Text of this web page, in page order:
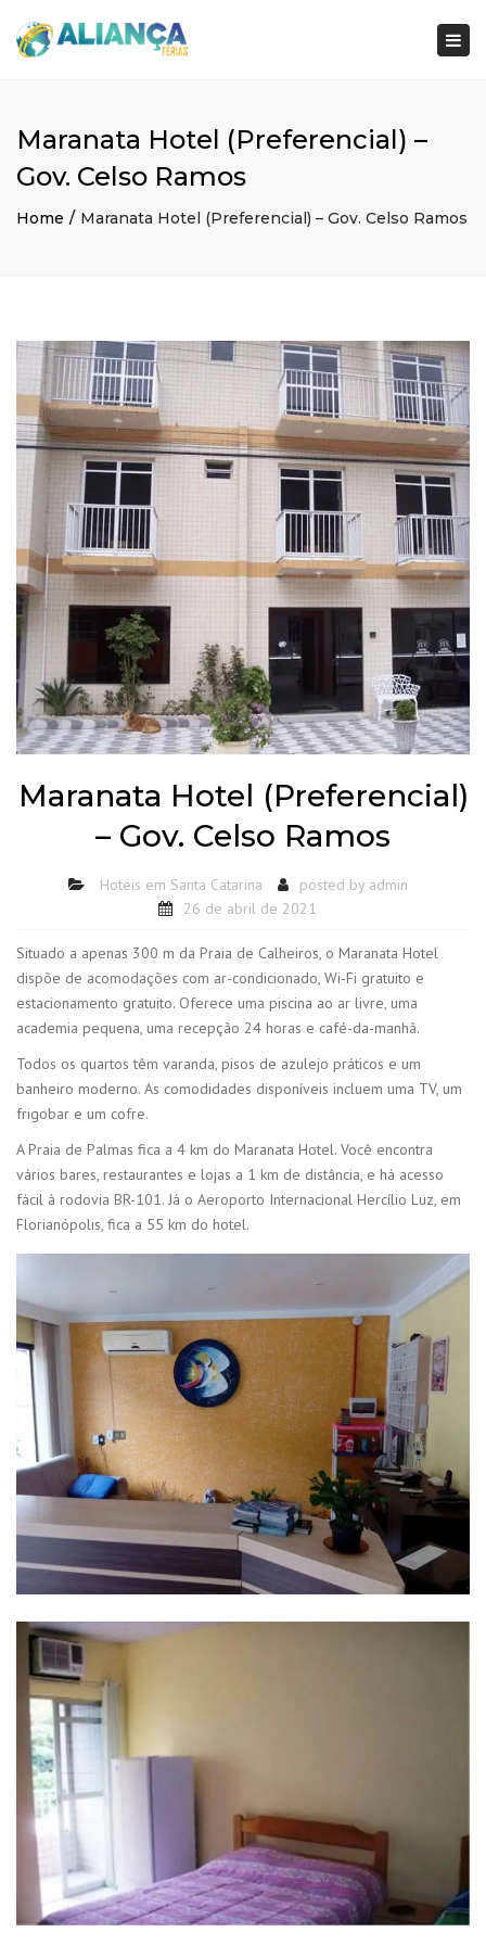
Maranata Hotel (Preferencial) –
Gov. Celso Ramos
Home Maranata Hotel (Preferencial) – Gov. Celso Ramos
Maranata Hotel (Preferencial)
– Gov. Celso Ramos
Hoteis em Santa Catarina posted by admin
26 de abril de 2021
Situado a apenas 300 m da Praia de Calheiros, o Maranata Hotel
dispõe de acomodações com ar-condicionado, Wi-Fi gratuito e
estacionamento gratuito. Oferece uma piscina ao ar livre, uma
academia pequena, uma recepção 24 horas e café-da-manhã.
Todos os quartos têm varanda, pisos de azulejo práticos e um
banheiro moderno. As comodidades disponíveis incluem uma TV, um
frigobar e um cofre.
A Praia de Palmas fica a 4 km do Maranata Hotel. Você encontra
vários bares, restaurantes e lojas a 1 km de distância, e há acesso
fácil à rodovia BR-101. Já o Aeroporto Internacional Hercílio Luz, em
Florianópolis, fica a 55 km do hotel.